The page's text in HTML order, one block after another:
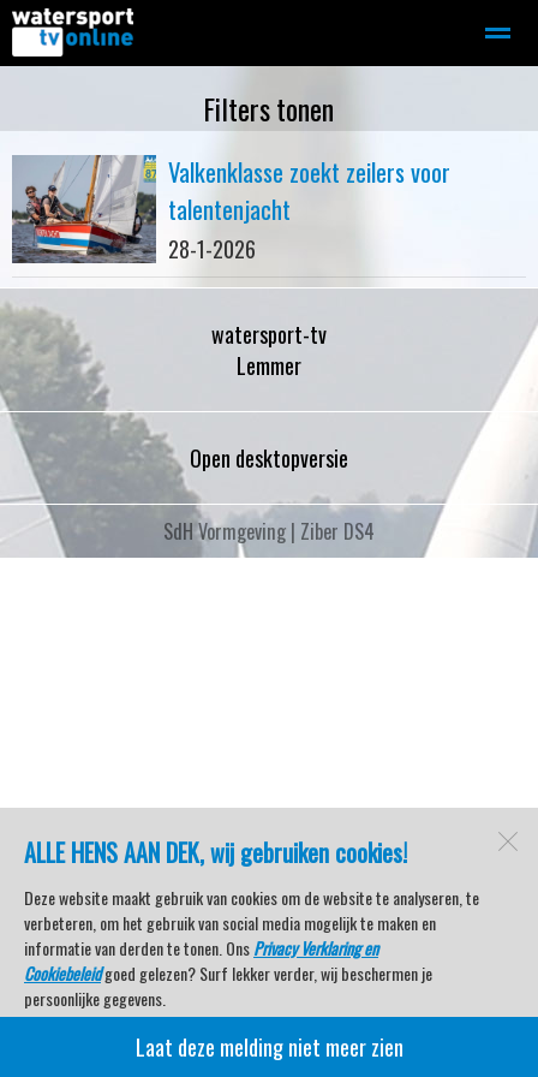
Motorboot-sloep Adverteren
Home
ALLE HENS AAN DEK, wij gebruiken cookies!
Deze website maakt gebruik van cookies om de website te analyseren, te
verbeteren, om het gebruik van social media mogelijk te maken en
informatie van derden te tonen. OnsPrivacy Verklaring en
Cookiebeleidgoed gelezen? Surf lekker verder, wij beschermen je
persoonlijke gegevens.
Veel kijkplezier met Watersport TV Beleving & Nieuws!
Laat deze melding niet meer zien
Filters tonen
Valkenklasse zoekt zeilers voor
talentenjacht
28-1-2026
watersport-tv
Lemmer
Open desktopversie
SdH Vormgeving | Ziber DS4